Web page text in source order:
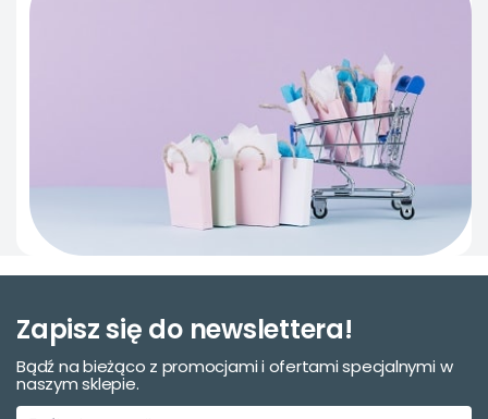
Zapisz się do newslettera!
Bądź na bieżąco z promocjami i ofertami specjalnymi w
naszym sklepie.